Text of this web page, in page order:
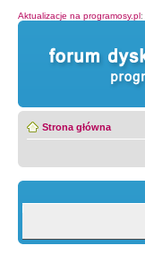
Aktualizacje na programosy.pl:
Strona główna